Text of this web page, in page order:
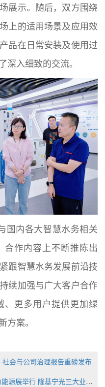
展示。随后，双方围绕
上的适用场景及应用效
品在日常安装及使用过
深入细致的交流。
国内各大智慧水务相关
作内容上不断推陈出
跟智慧水务发展前沿技
续加强与广大客户合作
、更多用户提供更加绿
方案。
会与公司治理报告重磅发布
行 隆基宁光三大业务板块齐上阵